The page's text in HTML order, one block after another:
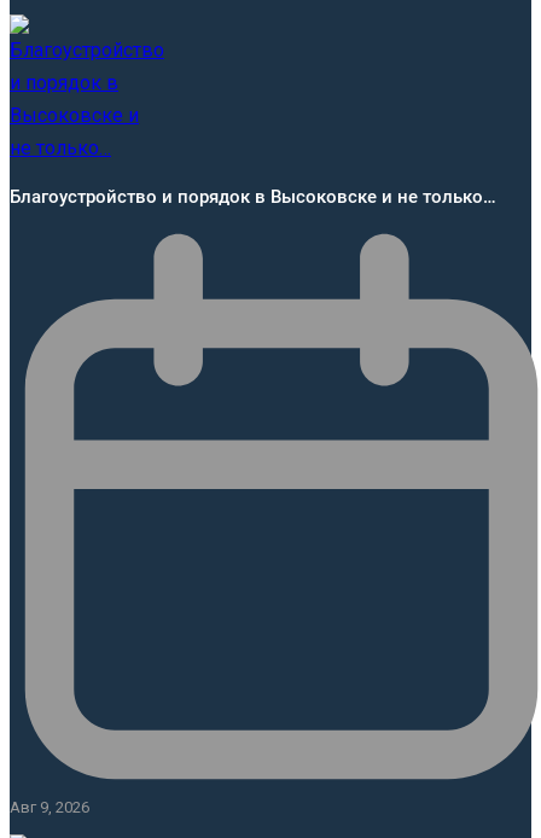
Благоустройство и порядок в Высоковске и не только…
Авг 9, 2026